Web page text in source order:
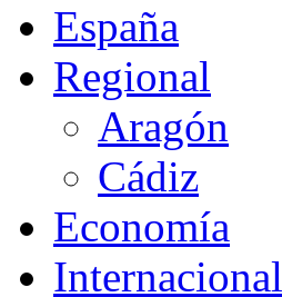
España
Regional
Aragón
Cádiz
Economía
Internacional